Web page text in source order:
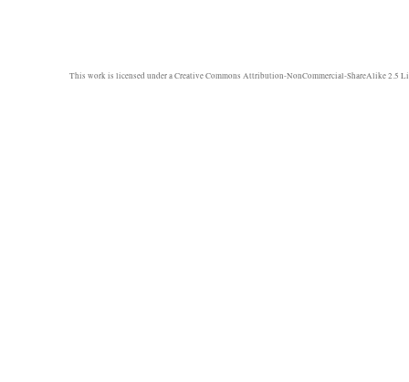
This work is licensed under aCreative Commons Attribution-NonCommercial-ShareAlike 2.5